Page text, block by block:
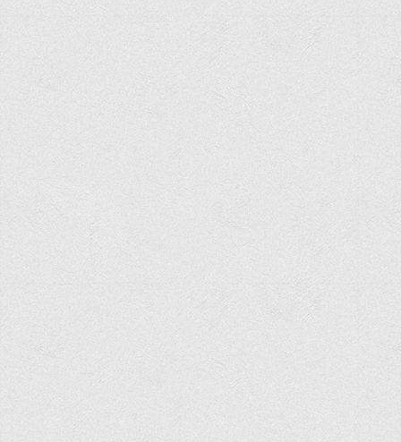
Психологічного сприяння
Права та обов'язки студентів
Інформація про гуртожитки
Положення про переведення здобувачів вищої освіти на
вакантні місця державного замовлення
Положення про оцінювання результатів навчання